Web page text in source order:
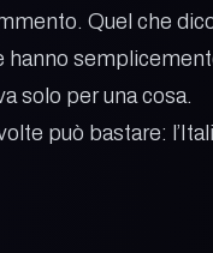
Quel che
solo per una cosa.
può bastare: